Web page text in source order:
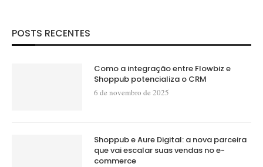
POSTS RECENTES
Como a integração entre Flowbiz e
Shoppub potencializa o CRM
6 de novembro de 2025
Shoppub e Aure Digital: a nova parceira
que vai escalar suas vendas no e-
commerce